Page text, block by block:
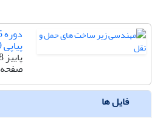
پیاپی 19
پاییز 1398
صفحه
فایل ها